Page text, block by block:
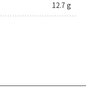
12.7 g